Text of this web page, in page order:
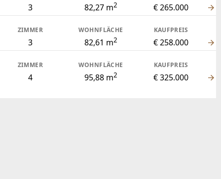
3 82,27 m2 € 265.000
ZIMMER
3
WOHNFLÄCHE
82,61 m2
KAUFPREIS
€ 258.000
ZIMMER
4
WOHNFLÄCHE
95,88 m2
KAUFPREIS
€ 325.000